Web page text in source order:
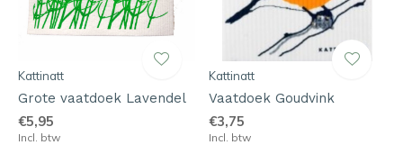
Kattinatt
Grote vaatdoek Lavendel
€5,95
Incl. btw
Kattinatt
Vaatdoek Goudvink
€3,75
Incl. btw